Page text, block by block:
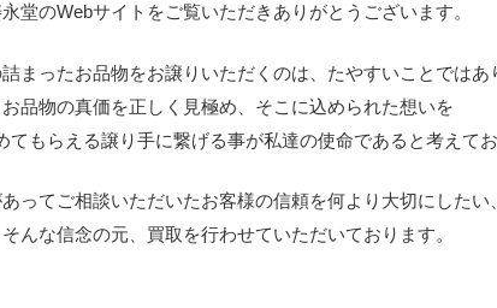
堂のWebサイトをご覧いただきありがとうございます。
まったお品物をお譲りいただくのは、たやすいことではあ
お品物の真価を正しく見極め、そこに込められた想いを
てもらえる譲り手に繋げる事が私達の使命であると考えてお
ってご相談いただいたお客様の信頼を何より大切にしたい、
そんな信念の元、買取を行わせていただいております。